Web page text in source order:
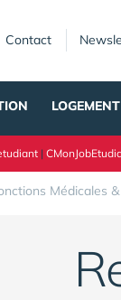
Contact
LOGEMENT
|
Médicales